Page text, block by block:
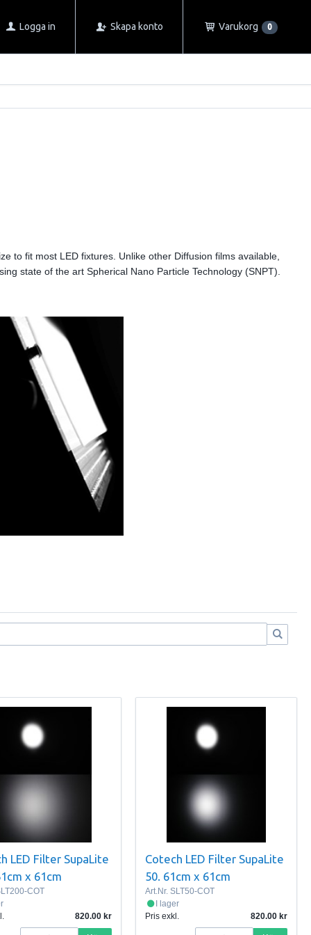
Logga in Skapa konto Varukorg 0
to fit most LED fixtures. Unlike other Diffusion films available,
state of the art Spherical Nano Particle Technology (SNPT).
LED Filter SupaLite
x 61cm
COT
820.00
Cotech LED Filter SupaLite
50. 61cm x 61cm
Art.Nr.SLT50-COT
I lager
Pris exkl.
820.00